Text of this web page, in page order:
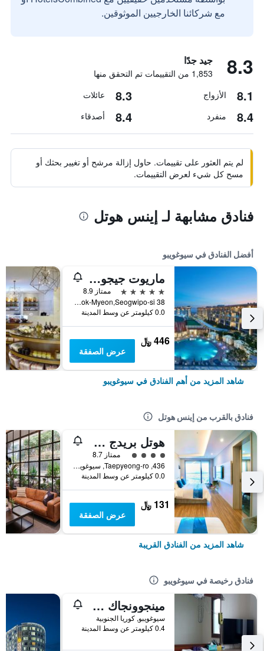
مع شركائنا الخارجيين الموثوقين.
8.3 جيد جدًا
1,853 من التقييمات تم التحقق منها
8.1 الأزواج 8.3 عائلات
8.4 منفرد 8.4 أصدقاء
لم يتم العثور على تقييمات. حاول إزالة مرشح أو تغيير بحثك أو
مسح كل شيء لعرض التقييمات.
فنادق مشابهة لـ إينس هوتل
أفضل الفنادق في سيوغويبو
ماريوت جيجو شنوا وورلد هوتلز آند ريزورتس
5 نجوم
ممتاز 8.9
38 Sinhwayeoksa-ro 304Beon-Gil, Andeok-Myeon,Seogwipo-si, سيوغويبو, كوريا الجنوبية
0.0 كيلومتر عن وسط المدينة
446 ﷼
عرض الصفقة
شاهد المزيد من أهم الفنادق في سيوغويبو
فنادق بالقرب من إينس هوتل
هوتل بريدج سيوجويبو
تقييم فئة 4
ممتاز 8.7
436, Taepyeong-ro, سيوغويبو, كوريا الجنوبية
0.0 كيلومتر عن وسط المدينة
131 ﷼
عرض الصفقة
شاهد المزيد من الفنادق القريبة
فنادق رخيصة في سيوغويبو
مينجوونجاك جيستهاوس
سيوغويبو, كوريا الجنوبية
0.4 كيلومتر عن وسط المدينة